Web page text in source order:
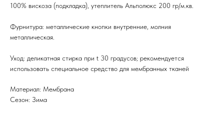
100% вискоза (подкладка), утеплитель Альполюкс 200 гр/м.кв.
Фурнитура: металлические кнопки внутренние, молния
металлическая.
Уход: деликатная стирка при t 30 градусов; рекомендуется
использовать специальное средство для мембранных тканей
Материал: Мембрана
Сезон: Зима